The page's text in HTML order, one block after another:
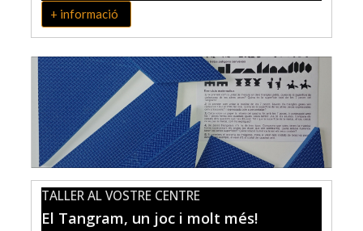
+ informació
TALLER AL VOSTRE CENTRE
El Tangram, un joc i molt més!